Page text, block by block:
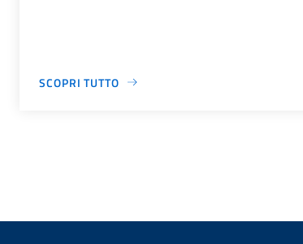
SCOPRI TUTTO